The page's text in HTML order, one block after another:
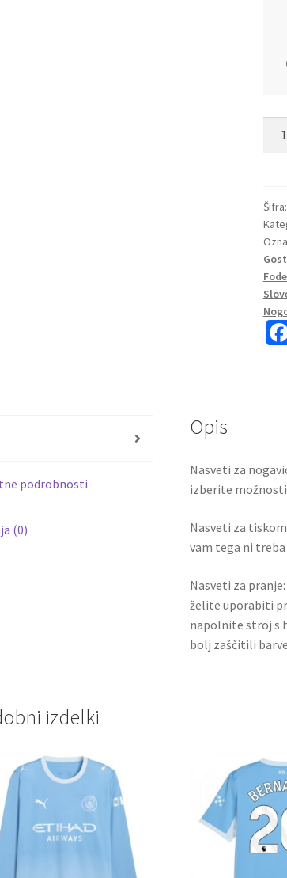
City
22-
23
+
Šifra:
podrobnosti
(0)
Opis
Nasveti za
izberite
Nasveti za
vam tega ni
Nasveti za
želite uporabiti
napolnite stroj s
bolj zaščitili
izdelki